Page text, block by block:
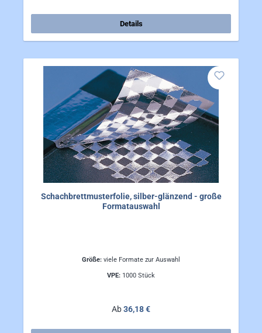
Details
Schachbrettmusterfolie, silber-glänzend - große
Formatauswahl
Größe: viele Formate zur Auswahl
VPE: 1000 Stück
Regulärer Preis:
Ab36,18 €